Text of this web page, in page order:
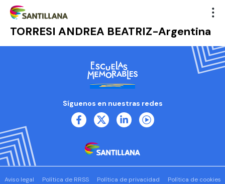
TORRESI ANDREA BEATRIZ-Argentina
Síguenos en nuestras redes
Aviso legal Política de RRSS Política de privacidad
Política de cookies